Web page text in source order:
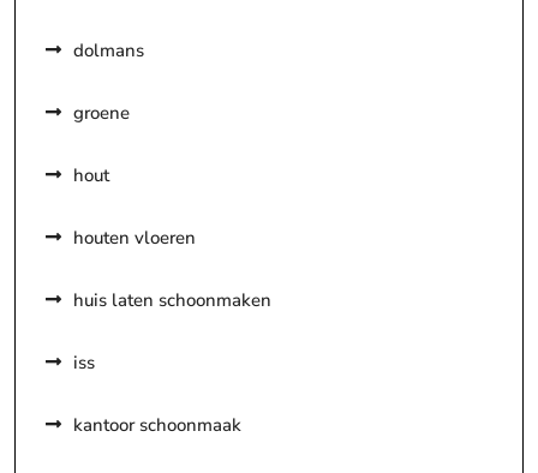
dolmans
groene
hout
houten vloeren
huis laten schoonmaken
iss
kantoor schoonmaak